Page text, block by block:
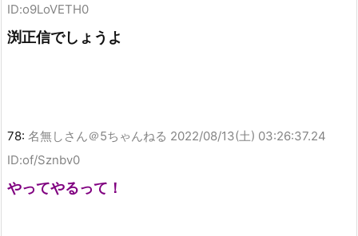
ID:o9LoVETH0
渕正信でしょうよ
78: 名無しさん＠5ちゃんねる 2022/08/13(土) 03:26:37.24
ID:of/Sznbv0
やってやるって！